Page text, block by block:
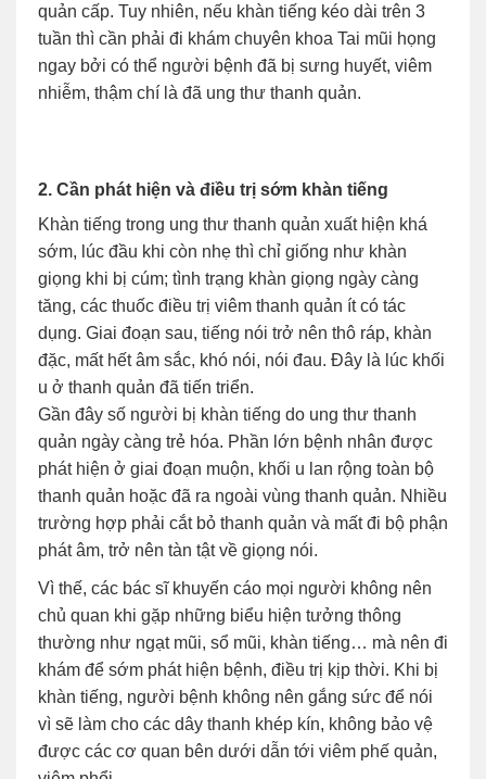
quản cấp. Tuy nhiên, nếu khàn tiếng kéo dài trên 3
tuần thì cần phải đi khám chuyên khoa Tai mũi họng
ngay bởi có thể người bệnh đã bị sưng huyết, viêm
nhiễm, thậm chí là đã ung thư thanh quản.
2. Cần phát hiện và điều trị sớm khàn tiếng
Khàn tiếng trong ung thư thanh quản xuất hiện khá
sớm, lúc đầu khi còn nhẹ thì chỉ giống như khàn
giọng khi bị cúm; tình trạng khàn giọng ngày càng
tăng, các thuốc điều trị viêm thanh quản ít có tác
dụng. Giai đoạn sau, tiếng nói trở nên thô ráp, khàn
đặc, mất hết âm sắc, khó nói, nói đau. Đây là lúc khối
u ở thanh quản đã tiến triển.
Gần đây số người bị khàn tiếng do ung thư thanh
quản ngày càng trẻ hóa. Phần lớn bệnh nhân được
phát hiện ở giai đoạn muộn, khối u lan rộng toàn bộ
thanh quản hoặc đã ra ngoài vùng thanh quản. Nhiều
trường hợp phải cắt bỏ thanh quản và mất đi bộ phận
phát âm, trở nên tàn tật về giọng nói.
Vì thế, các bác sĩ khuyến cáo mọi người không nên
chủ quan khi gặp những biểu hiện tưởng thông
thường như ngạt mũi, sổ mũi, khàn tiếng… mà nên đi
khám để sớm phát hiện bệnh, điều trị kịp thời. Khi bị
khàn tiếng, người bệnh không nên gắng sức để nói
vì sẽ làm cho các dây thanh khép kín, không bảo vệ
được các cơ quan bên dưới dẫn tới viêm phế quản,